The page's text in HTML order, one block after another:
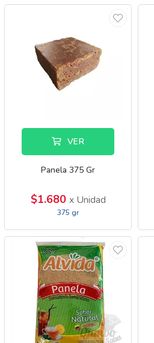
VER
Panela 375 Gr
$1.680 x Unidad
375 gr